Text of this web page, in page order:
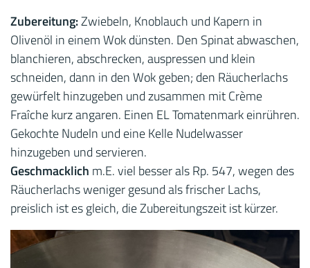
Zubereitung:Zwiebeln, Knoblauch und Kapern in
Olivenöl in einem Wok dünsten. Den Spinat abwaschen,
blanchieren, abschrecken, auspressen und klein
schneiden, dann in den Wok geben; den Räucherlachs
gewürfelt hinzugeben und zusammen mit Crème
Fraîche kurz angaren. Einen EL Tomatenmark einrühren.
Gekochte Nudeln und eine Kelle Nudelwasser
hinzugeben und servieren.
Geschmacklich m.E. viel besser als Rp. 547, wegen des
Räucherlachs weniger gesund als frischer Lachs,
preislich ist es gleich, die Zubereitungszeit ist kürzer.